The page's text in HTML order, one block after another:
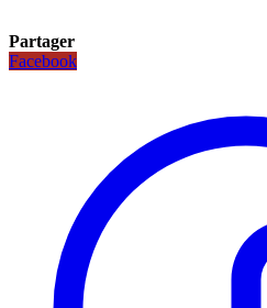
Partager
Facebook